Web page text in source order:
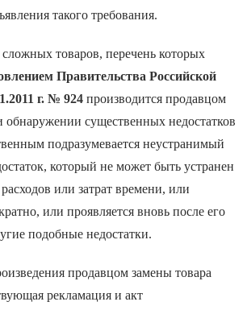
такого требования.
товаров, перечень которых
Правительства Российской
г. № 924 производится продавцом
обнаружении существенных недостатков
подразумевается неустранимый
который не может быть устранен
или затрат времени, или
или проявляется вновь после его
подобные недостатки.
продавцом замены товара
рекламация и акт